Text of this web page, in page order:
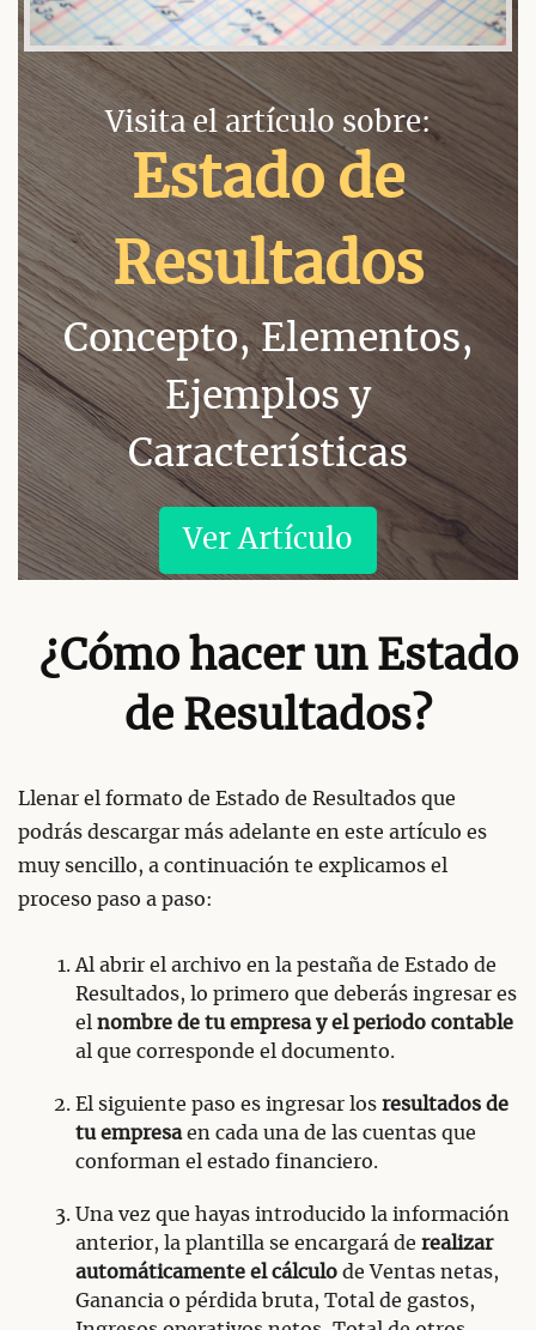
Visita el artículo sobre:
Estado de
Resultados
Concepto, Elementos,
Ejemplos y
Características
Ver Artículo
¿Cómo hacer un Estado
de Resultados?
Llenar el formato de Estado de Resultados que
podrás descargar más adelante en este artículo es
muy sencillo, a continuación te explicamos el
proceso paso a paso:
Al abrir el archivo en la pestaña de Estado de
Resultados, lo primero que deberás ingresar es
el nombre de tu empresa y el periodo contable
al que corresponde el documento.
El siguiente paso es ingresar los resultados de
tu empresaen cada una de las cuentas que
conforman el estado financiero.
Una vez que hayas introducido la información
anterior, la plantilla se encargará de realizar
automáticamente el cálculo de Ventas netas,
Ganancia o pérdida bruta, Total de gastos,